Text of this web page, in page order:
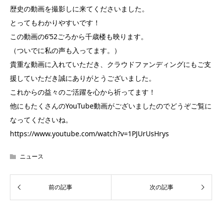
歴史の動画を撮影しに来てくださいました。
とってもわかりやすいです！
この動画の6’52ごろから千歳楼も映ります。
（ついでに私の声も入ってます。）
貴重な動画に入れていただき、クラウドファンディングにもご支
援していただき誠にありがとうございました。
これからの益々のご活躍を心から祈ってます！
他にもたくさんのYouTube動画がございましたのでどうぞご覧に
なってくださいね。
https://www.youtube.com/watch?v=1PJUrUsHrys
ニュース